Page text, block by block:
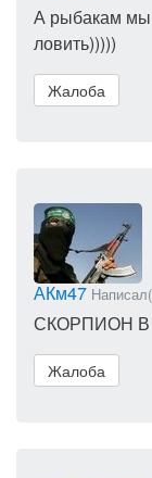
А рыбакам мы
ловить)))))
Жалоба
АКм47
СКОРПИОН В
Жалоба